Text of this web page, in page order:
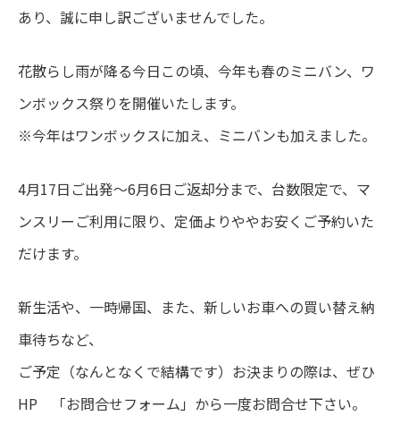
あり、誠に申し訳ございませんでした。
花散らし雨が降る今日この頃、今年も春のミニバン、ワ
ンボックス祭りを開催いたします。
※今年はワンボックスに加え、ミニバンも加えました。
4月17日ご出発～6月6日ご返却分まで、台数限定で、マ
ンスリーご利用に限り、定価よりややお安くご予約いた
だけます。
新生活や、一時帰国、また、新しいお車への買い替え納
車待ちなど、
ご予定（なんとなくで結構です）お決まりの際は、ぜひ
HP 「お問合せフォーム」から一度お問合せ下さい。